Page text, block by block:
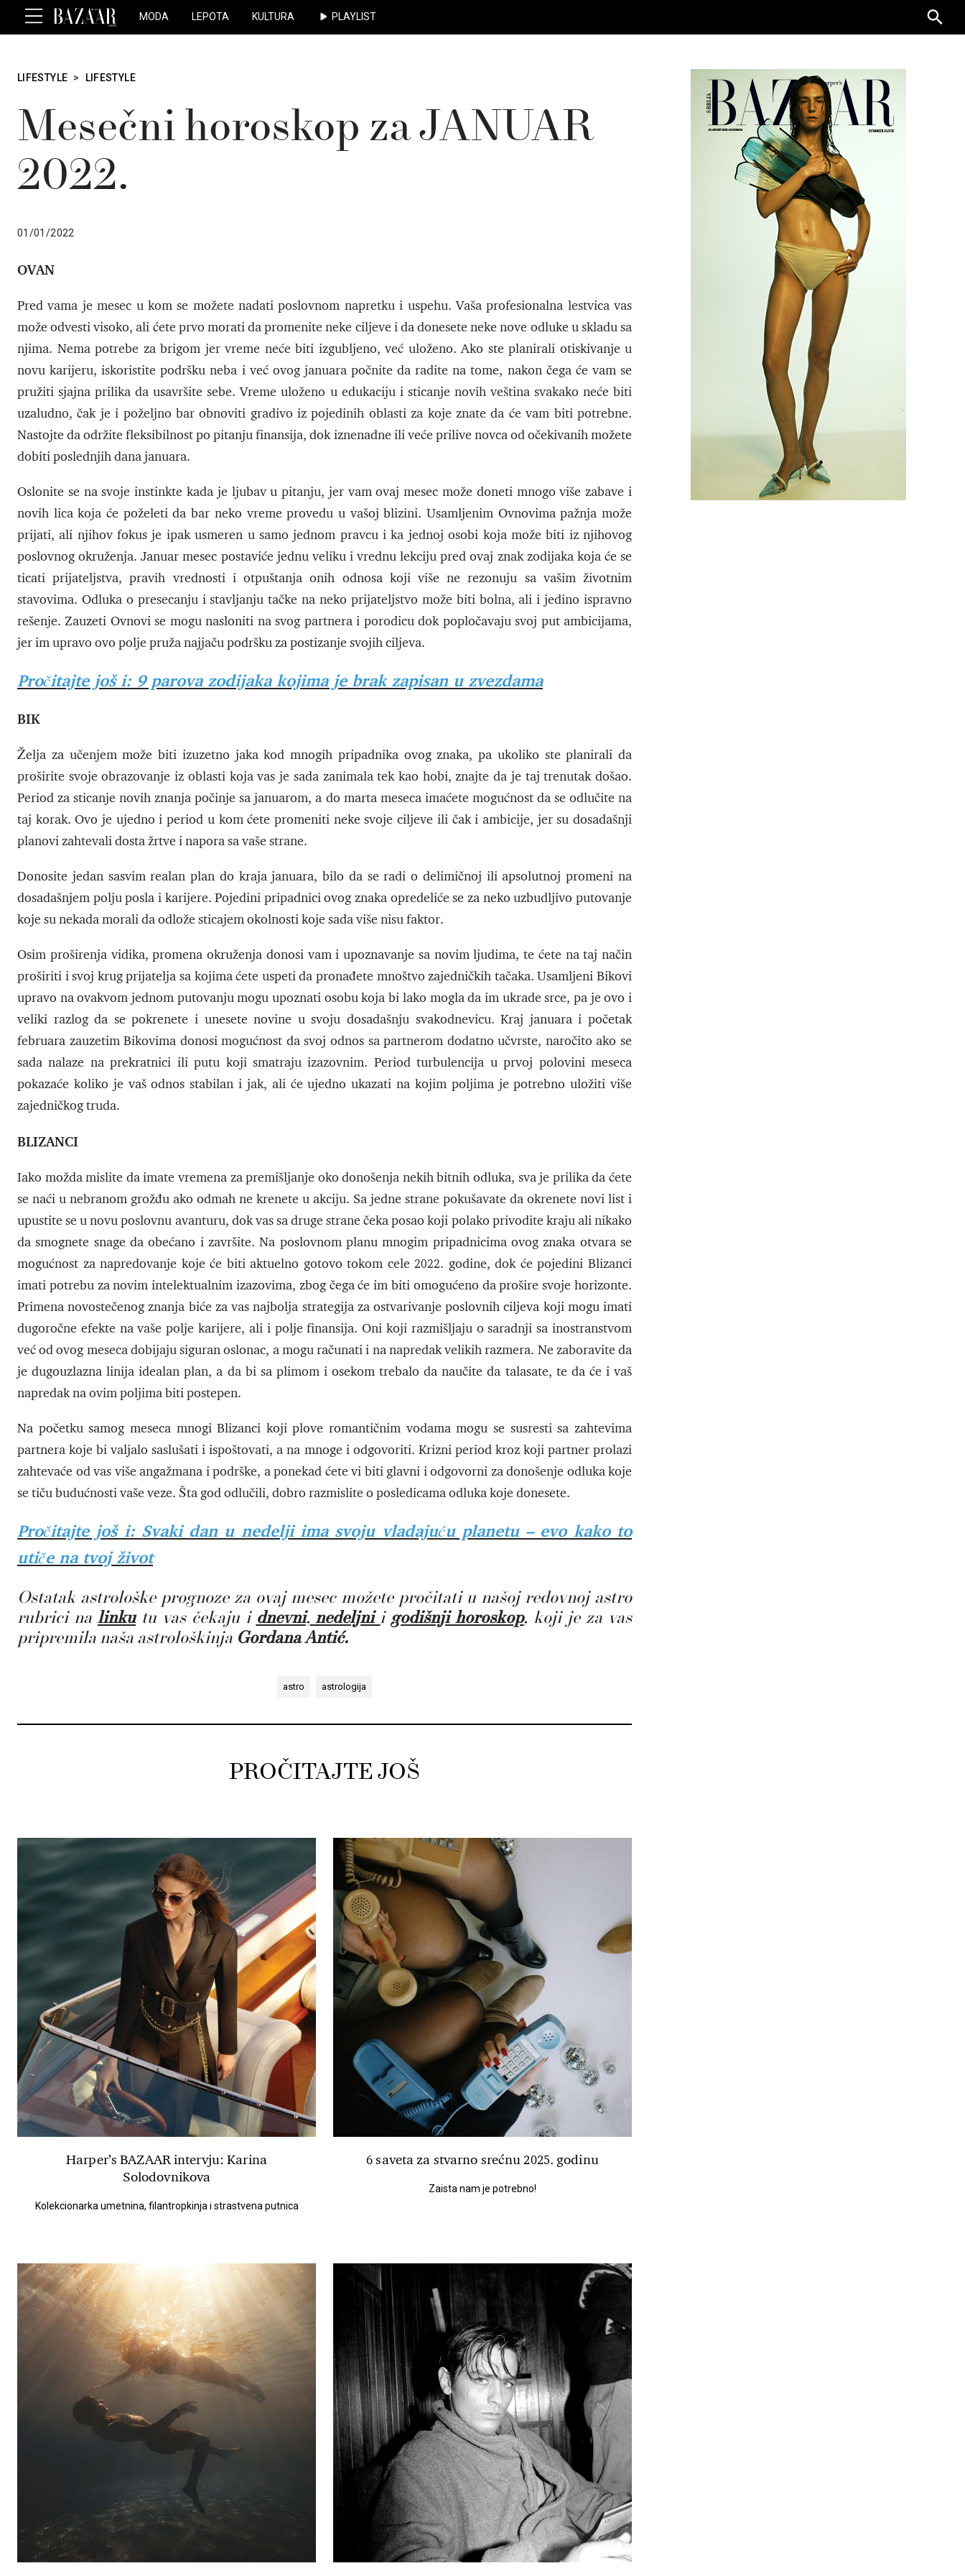
MODA LEPOTA KULTURA PLAYLIST
for:
LIFESTYLE > LIFESTYLE
Mesečni horoskop za JANUAR
2022.
01/01/2022
OVAN
Pred vama je mesec u kom se možete nadati poslovnom napretku i uspehu. Vaša profesionalna lestvica vas
može odvesti visoko, ali ćete prvo morati da promenite neke ciljeve i da donesete neke nove odluke u skladu sa
njima. Nema potrebe za brigom jer vreme neće biti izgubljeno, već uloženo. Ako ste planirali otiskivanje u
novu karijeru, iskoristite podršku neba i već ovog januara počnite da radite na tome, nakon čega će vam se
pružiti sjajna prilika da usavršite sebe. Vreme uloženo u edukaciju i sticanje novih veština svakako neće biti
uzaludno, čak je i poželjno bar obnoviti gradivo iz pojedinih oblasti za koje znate da će vam biti potrebne.
Nastojte da održite fleksibilnost po pitanju finansija, dok iznenadne ili veće prilive novca od očekivanih možete
dobiti poslednjih dana januara.
Oslonite se na svoje instinkte kada je ljubav u pitanju, jer vam ovaj mesec može doneti mnogo više zabave i
novih lica koja će poželeti da bar neko vreme provedu u vašoj blizini. Usamljenim Ovnovima pažnja može
prijati, ali njihov fokus je ipak usmeren u samo jednom pravcu i ka jednoj osobi koja može biti iz njihovog
poslovnog okruženja. Januar mesec postaviće jednu veliku i vrednu lekciju pred ovaj znak zodijaka koja će se
ticati prijateljstva, pravih vrednosti i otpuštanja onih odnosa koji više ne rezonuju sa vašim životnim
stavovima. Odluka o presecanju i stavljanju tačke na neko prijateljstvo može biti bolna, ali i jedino ispravno
rešenje. Zauzeti Ovnovi se mogu nasloniti na svog partnera i porodicu dok popločavaju svoj put ambicijama,
jer im upravo ovo polje pruža najjaču podršku za postizanje svojih ciljeva.
Pročitajte još i: 9 parova zodijaka kojima je brak zapisan u zvezdama
BIK
Želja za učenjem može biti izuzetno jaka kod mnogih pripadnika ovog znaka, pa ukoliko ste planirali da
proširite svoje obrazovanje iz oblasti koja vas je sada zanimala tek kao hobi, znajte da je taj trenutak došao.
Period za sticanje novih znanja počinje sa januarom, a do marta meseca imaćete mogućnost da se odlučite na
taj korak. Ovo je ujedno i period u kom ćete promeniti neke svoje ciljeve ili čak i ambicije, jer su dosadašnji
planovi zahtevali dosta žrtve i napora sa vaše strane.
Donosite jedan sasvim realan plan do kraja januara, bilo da se radi o delimičnoj ili apsolutnoj promeni na
dosadašnjem polju posla i karijere. Pojedini pripadnici ovog znaka opredeliće se za neko uzbudljivo putovanje
koje su nekada morali da odlože sticajem okolnosti koje sada više nisu faktor.
Osim proširenja vidika, promena okruženja donosi vam i upoznavanje sa novim ljudima, te ćete na taj način
proširiti i svoj krug prijatelja sa kojima ćete uspeti da pronađete mnoštvo zajedničkih tačaka. Usamljeni Bikovi
upravo na ovakvom jednom putovanju mogu upoznati osobu koja bi lako mogla da im ukrade srce, pa je ovo i
veliki razlog da se pokrenete i unesete novine u svoju dosadašnju svakodnevicu. Kraj januara i početak
februara zauzetim Bikovima donosi mogućnost da svoj odnos sa partnerom dodatno učvrste, naročito ako se
sada nalaze na prekratnici ili putu koji smatraju izazovnim. Period turbulencija u prvoj polovini meseca
pokazaće koliko je vaš odnos stabilan i jak, ali će ujedno ukazati na kojim poljima je potrebno uložiti više
zajedničkog truda.
BLIZANCI
Iako možda mislite da imate vremena za premišljanje oko donošenja nekih bitnih odluka, sva je prilika da ćete
se naći u nebranom grožđu ako odmah ne krenete u akciju. Sa jedne strane pokušavate da okrenete novi list i
upustite se u novu poslovnu avanturu, dok vas sa druge strane čeka posao koji polako privodite kraju ali nikako
da smognete snage da obećano i završite. Na poslovnom planu mnogim pripadnicima ovog znaka otvara se
mogućnost za napredovanje koje će biti aktuelno gotovo tokom cele 2022. godine, dok će pojedini Blizanci
imati potrebu za novim intelektualnim izazovima, zbog čega će im biti omogućeno da prošire svoje horizonte.
Primena novostečenog znanja biće za vas najbolja strategija za ostvarivanje poslovnih ciljeva koji mogu imati
dugoročne efekte na vaše polje karijere, ali i polje finansija. Oni koji razmišljaju o saradnji sa inostranstvom
već od ovog meseca dobijaju siguran oslonac, a mogu računati i na napredak velikih razmera. Ne zaboravite da
je dugouzlazna linija idealan plan, a da bi sa plimom i osekom trebalo da naučite da talasate, te da će i vaš
napredak na ovim poljima biti postepen.
Na početku samog meseca mnogi Blizanci koji plove romantičnim vodama mogu se susresti sa zahtevima
partnera koje bi valjalo saslušati i ispoštovati, a na mnoge i odgovoriti. Krizni period kroz koji partner prolazi
zahtevaće od vas više angažmana i podrške, a ponekad ćete vi biti glavni i odgovorni za donošenje odluka koje
se tiču budućnosti vaše veze. Šta god odlučili, dobro razmislite o posledicama odluka koje donesete.
Pročitajte još i: Svaki dan u nedelji ima svoju vladajuću planetu – evo kako to
utiče na tvoj život
Ostatak astrološke prognoze za ovaj mesec možete pročitati u našoj redovnoj astro
rubrici na linkutu vas čekaju i dnevni, nedeljniigodišnji horoskop, koji je za vas
pripremila naša astrološkinja Gordana Antić.
astro astrologija
PROČITAJTE JOŠ
Harper’s BAZAAR intervju: Karina
Solodovnikova
Kolekcionarka umetnina, filantropkinja i strastvena putnica
6 saveta za stvarno srećnu 2025. godinu
Zaista nam je potrebno!